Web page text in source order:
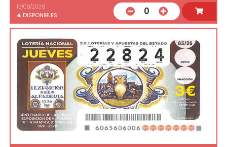
13/08/2026
4 DISPONIBLES 0